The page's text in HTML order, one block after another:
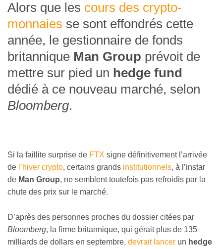
Alors que les cours des crypto-
monnaies se sont effondrés cette
année, le gestionnaire de fonds
britannique Man Group prévoit de
mettre sur pied un hedge fund
dédié à ce nouveau marché, selon
Bloomberg.
Si la faillite surprise de FTX signe définitivement l’arrivée
de l’hiver crypto, certains grands institutionnels, à l’instar
de Man Group, ne semblent toutefois pas refroidis par la
chute des prix sur le marché.
D’après des personnes proches du dossier citées par
Bloomberg, la firme britannique, qui gérait plus de 135
milliards de dollars en septembre, devrait lancer un hedge